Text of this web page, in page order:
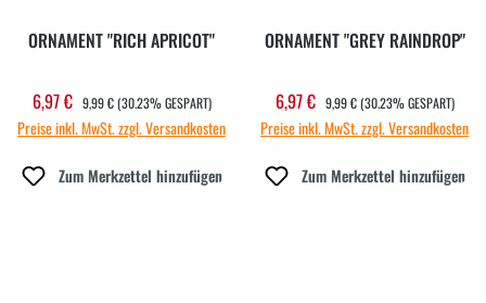
ORNAMENT "RICH APRICOT"
Verkaufspreis:
6,97 € REGULÄRER PREIS:
9,99 € (30.23% GESPART)
Preise inkl. MwSt. zzgl. Versandkosten
Zum Merkzettel hinzufügen
ORNAMENT "GREY RAINDROP"
Verkaufspreis:
6,97 € REGULÄRER PREIS:
9,99 € (30.23% GESPART)
Preise inkl. MwSt. zzgl. Versandkosten
Zum Merkzettel hinzufügen